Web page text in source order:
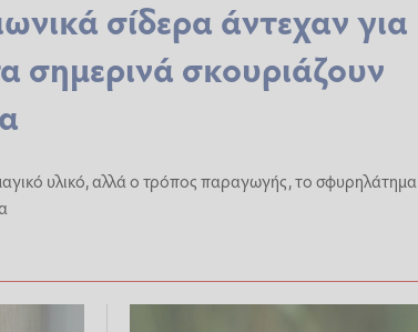
σίδερα άντεχαν για
σημερινά σκουριάζουν
υλικό, αλλά ο τρόπος παραγωγής, το σφυρηλάτημα